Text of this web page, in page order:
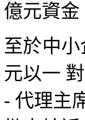
億元資
至於中
元以一
- 代理主